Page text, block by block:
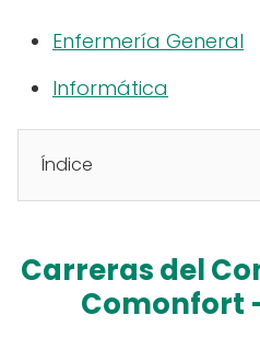
Enfermería General
Informática
Índice
Carreras del
Comonfort